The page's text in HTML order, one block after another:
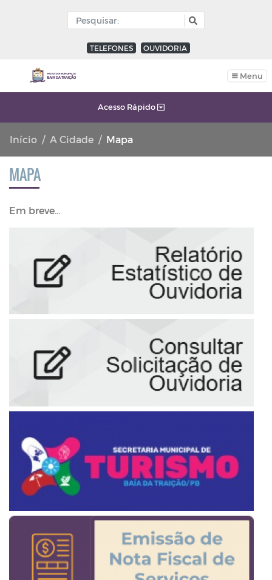
TELEFONES OUVIDORIA
Menu
Acesso Rápido
Início A Cidade Mapa
MAPA
Em breve...